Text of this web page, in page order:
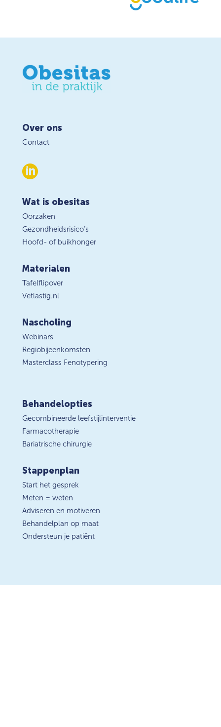
Over ons
Contact

Wat is obesitas
Oorzaken
Gezondheidsrisico’s
Hoofd- of buikhonger
Materialen
Tafelflipover
Vetlastig.nl
Nascholing
Webinars
Regiobijeenkomsten
Masterclass Fenotypering
Behandelopties
Gecombineerde leefstijlinterventie
Farmacotherapie
Bariatrische chirurgie
Stappenplan
Start het gesprek
Meten = weten
Adviseren en motiveren
Behandelplan op maat
Ondersteun je patiënt